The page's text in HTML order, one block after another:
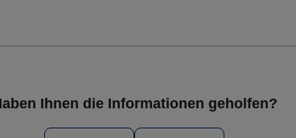
Ihnen die Informationen geholfen?